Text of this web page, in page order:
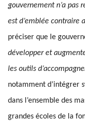
gouvernement n’a pas
est d’emblée contraire
préciser que le
développer et
les outils
notamment d’intégrer
dans l’ensemble des
grandes écoles de la